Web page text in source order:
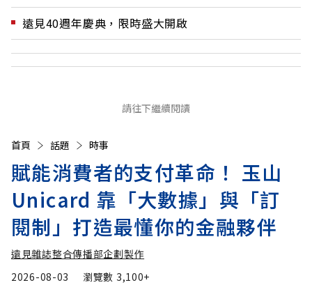
遠見40週年慶典，限時盛大開啟
請往下繼續閱讀
首頁 話題 時事
賦能消費者的支付革命！ 玉山
Unicard 靠「大數據」與「訂
閱制」打造最懂你的金融夥伴
遠見雜誌整合傳播部企劃製作
2026-08-03
瀏覽數 3,100+